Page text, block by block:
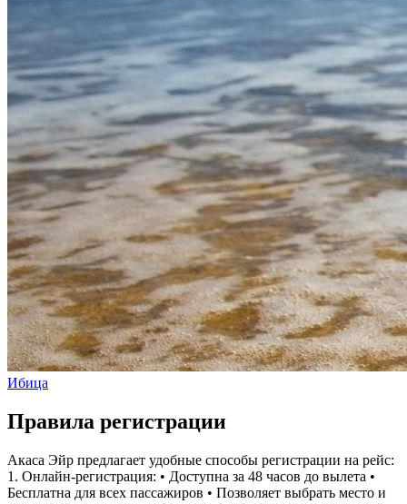
Ибица
Правила регистрации
Акаса Эйр предлагает удобные способы регистрации на рейс:
1. Онлайн-регистрация: • Доступна за 48 часов до вылета •
Бесплатна для всех пассажиров • Позволяет выбрать место и